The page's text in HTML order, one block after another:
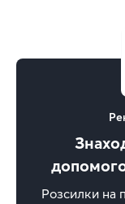
Розсилки на